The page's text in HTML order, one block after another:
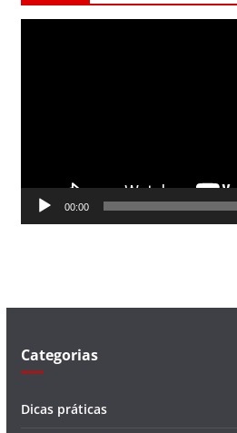
d
00:00
Categorias
Dicas práticas